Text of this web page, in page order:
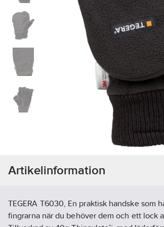
Artikelinformation
TEGERA T6030, En praktisk handske som
fingrarna när du behöver dem och ett lock